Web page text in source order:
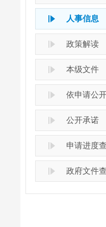
人事信息
政策解读
本级文件
依申请公
公开承诺
申请进度
政府文件